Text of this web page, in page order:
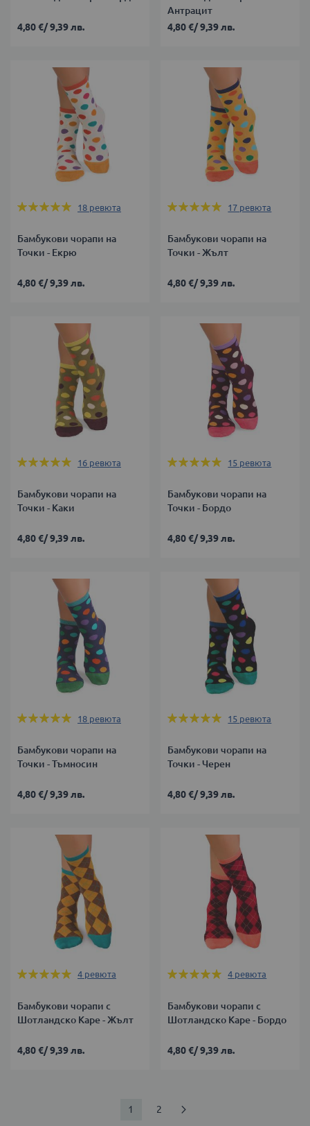
4,80 €/9,39 лв.
Антрацит
4,80 €/9,39 лв.
Оценка:
18 ревюта
Бамбукови чорапи на
Точки - Екрю
4,80 €/9,39 лв.
Оценка:
17 ревюта
Бамбукови чорапи на
Точки - Жълт
4,80 €/9,39 лв.
Оценка:
16 ревюта
Бамбукови чорапи на
Точки - Каки
4,80 €/9,39 лв.
Оценка:
15 ревюта
Бамбукови чорапи на
Точки - Бордо
4,80 €/9,39 лв.
Оценка:
18 ревюта
Бамбукови чорапи на
Точки - Тъмносин
4,80 €/9,39 лв.
Оценка:
15 ревюта
Бамбукови чорапи на
Точки - Черен
4,80 €/9,39 лв.
Оценка:
4 ревюта
Бамбукови чорапи с
Шотландско Каре - Жълт
4,80 €/9,39 лв.
Оценка:
4 ревюта
Бамбукови чорапи с
Шотландско Каре - Бордо
4,80 €/9,39 лв.
Страница
В1 Страница
2